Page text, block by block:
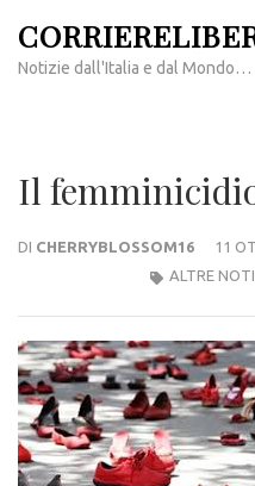
contenuto
Notizie dall'Italia e dal Mondo…
Il
DI CHERRYBLOSSOM16
11
ALTRE